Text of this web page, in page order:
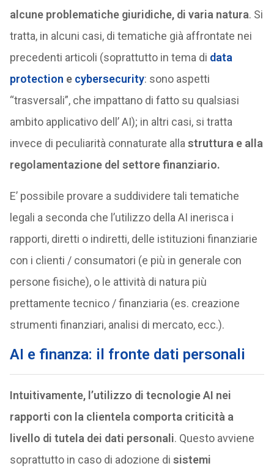
alcune problematiche giuridiche, di varia natura. Si
tratta, in alcuni casi, di tematiche già affrontate nei
precedenti articoli (soprattutto in tema di data
protection e cybersecurity: sono aspetti
“trasversali”, che impattano di fatto su qualsiasi
ambito applicativo dell’ AI); in altri casi, si tratta
invece di peculiarità connaturate alla struttura e alla
regolamentazione del settore finanziario.
E’ possibile provare a suddividere tali tematiche
legali a seconda che l’utilizzo della AI inerisca i
rapporti, diretti o indiretti, delle istituzioni finanziarie
con i clienti / consumatori (e più in generale con
persone fisiche), o le attività di natura più
prettamente tecnico / finanziaria (es. creazione
strumenti finanziari, analisi di mercato, ecc.).
AI e finanza: il fronte dati personali
Intuitivamente, l’utilizzo di tecnologie AI nei
rapporti con la clientela comporta criticità a
livello di tutela dei dati personali. Questo avviene
soprattutto in caso di adozione di sistemi